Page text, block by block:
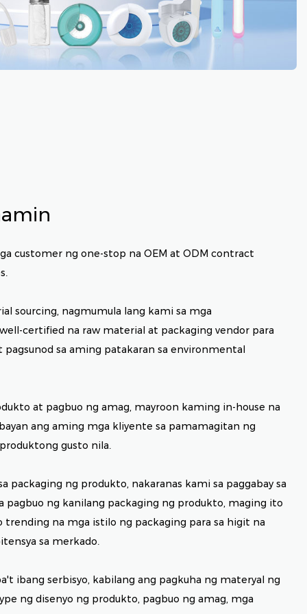
customer ng one-stop na OEM at ODM contract
sourcing, nagmumula lang kami sa mga
certified na raw material at packaging vendor para
pagsunod sa aming patakaran sa environmental
at pagbuo ng amag, mayroon kaming in-house na
ang aming mga kliyente sa pamamagitan ng
gusto nila.
packaging ng produkto, nakaranas kami sa paggabay sa
pagbuo ng kanilang packaging ng produkto, maging ito
trending na mga istilo ng packaging para sa higit na
sa merkado.
ibang serbisyo, kabilang ang pagkuha ng materyal ng
ng disenyo ng produkto, pagbuo ng amag, mga